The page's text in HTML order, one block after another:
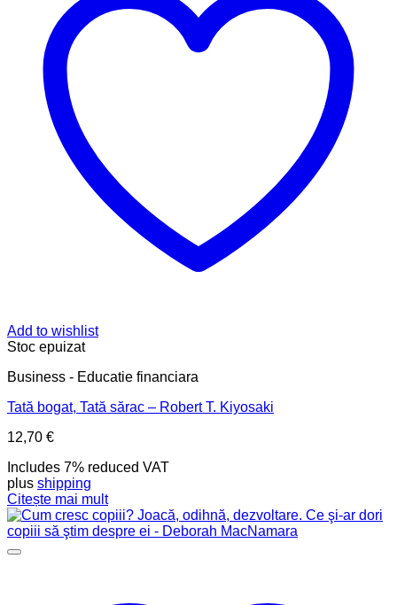
Add to wishlist
Stoc epuizat
Business - Educatie financiara
Tată bogat, Tată sărac – Robert T. Kiyosaki
12,70 €
Includes 7% reduced VAT
plus shipping
Citește mai mult